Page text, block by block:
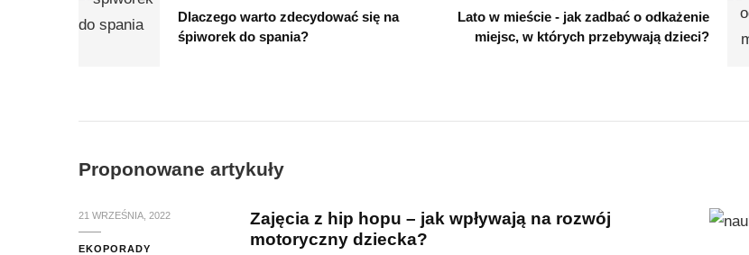
Dlaczego warto zdecydować się na
śpiworek do spania?
Lato w mieście - jak zadbać o odkażenie
miejsc, w których przebywają dzieci?
Proponowane artykuły
21 WRZEŚNIA, 2022
EKOPORADY
Zajęcia z hip hopu – jak wpływają na rozwój
motoryczny dziecka?